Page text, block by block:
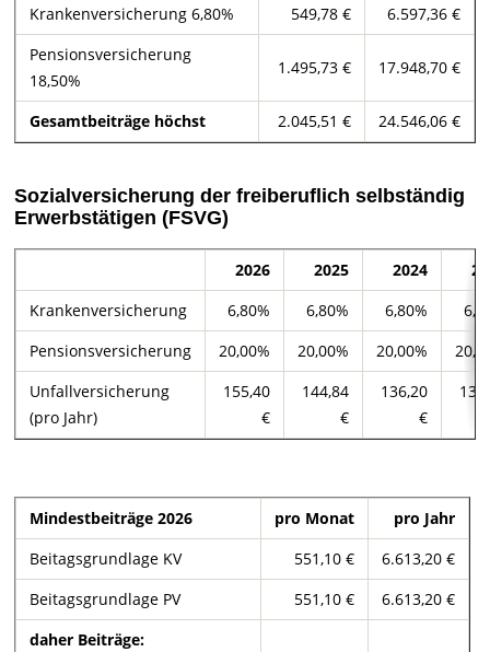
Krankenversicherung 6,80%
549,78 €
6.597,36 €
Pensionsversicherung
18,50%
1.495,73 € 17.948,70 €
Gesamtbeiträge höchst 2.045,51 € 24.546,06 €
Sozialversicherung der freiberuflich selbständig
Erwerbstätigen (FSVG)
2026 2025 2024
Krankenversicherung
6,80% 6,80% 6,80%
Pensionsversicherung
20,00% 20,00% 20,00%
Unfallversicherung
(pro Jahr)
155,40
€
144,84
€
136,20
€
Mindestbeiträge 2026 pro Monat
pro Jahr
Beitagsgrundlage KV
551,10 €
6.613,20 €
Beitagsgrundlage PV
551,10 €
6.613,20 €
daher Beiträge: